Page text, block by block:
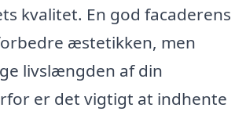
kvalitet. En god facaderens
æstetikken, men
livslængden af din
er det vigtigt at indhente